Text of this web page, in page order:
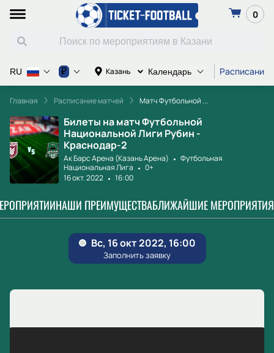
0
Казань Календарь Расписание
RU ₽
Главная Расписание матчей Матч Футбольной ...
Билеты на матч Футбольной
Национальной Лиги Рубин -
Краснодар-2
Ак Барс Арена (Казань Арена)
Футбольная
Национальная Лига
0+
16 окт. 2022
16:00
НАШИ ПРЕИМУЩЕСТВАБЛИЖАЙШИЕ МЕРОПРИЯТИЯ